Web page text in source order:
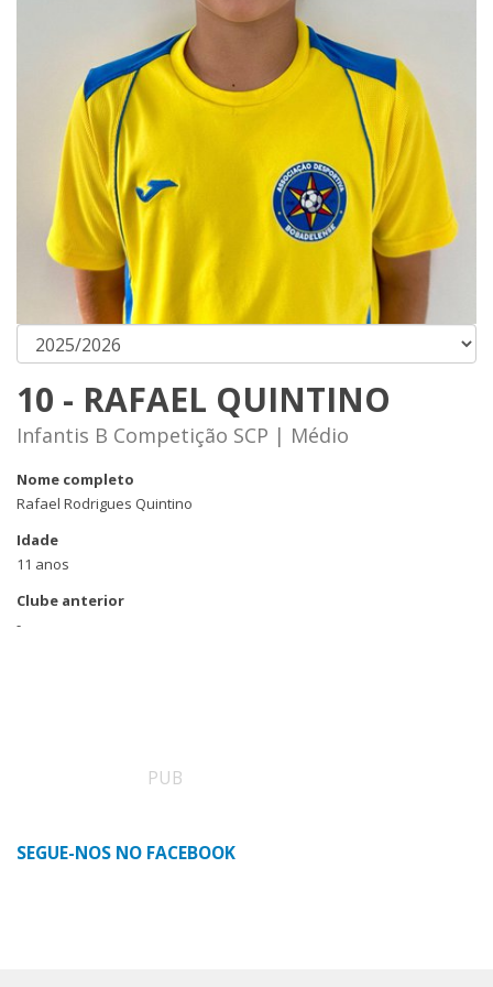
10 - RAFAEL QUINTINO
Infantis B Competição SCP | Médio
Nome completo
Rafael Rodrigues Quintino
Idade
11 anos
Clube anterior
-
PUB
SEGUE-NOS NO FACEBOOK